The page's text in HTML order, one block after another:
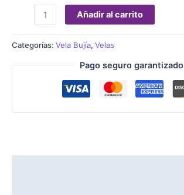
Añadir al carrito
Categorías: Vela Bujía, Velas
Pago seguro garantizado